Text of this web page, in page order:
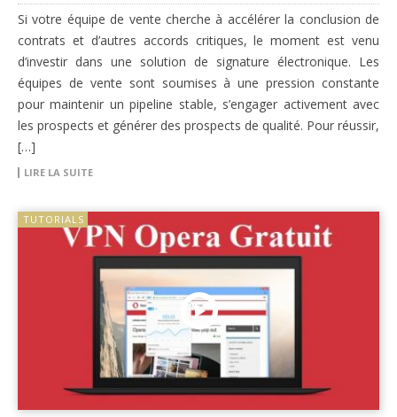
Si votre équipe de vente cherche à accélérer la conclusion de
contrats et d’autres accords critiques, le moment est venu
d’investir dans une solution de signature électronique. Les
équipes de vente sont soumises à une pression constante
pour maintenir un pipeline stable, s’engager activement avec
les prospects et générer des prospects de qualité. Pour réussir,
[…]
LIRE LA SUITE
TUTORIALS